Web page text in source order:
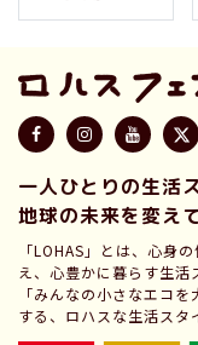
一人ひとりの生活
地球の未来を変え
「LOHAS」とは、心身
え、心豊かに暮らす生活
「みんなの小さなエコ
する、ロハスな生活スタ